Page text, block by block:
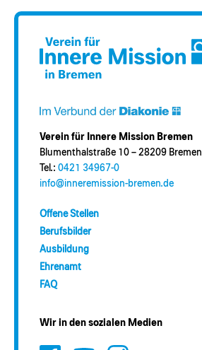
Verein für Innere Mission Bremen
Blumenthalstraße 10 – 28209 Bremen
Tel.: 0421 34967-0
info@inneremission-bremen.de
Offene Stellen
Berufsbilder
Ausbildung
Ehrenamt
FAQ
Wir in den sozialen Medien